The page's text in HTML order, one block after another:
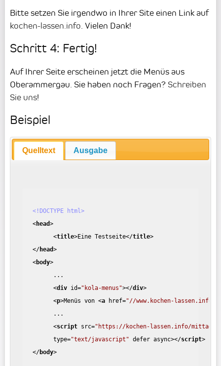
Bitte setzen Sie irgendwo in Ihrer Site einen Link auf
kochen-lassen.info. Vielen Dank!
Schritt 4: Fertig!
Auf Ihrer Seite erscheinen jetzt die Menüs aus
Oberammergau. Sie haben noch Fragen? Schreiben
Sie uns!
Beispiel
Quelltext Ausgabe
<!DOCTYPE html>
<head>
<title>Eine Testseite</title>
</head>
<body>
...
<div id="kola-menus"></div>
<p>Menüs von <a href="//www.kochen-lassen.info"
...
<script src="https://kochen-lassen.info/
type="text/javascript" defer async></script>
</body>